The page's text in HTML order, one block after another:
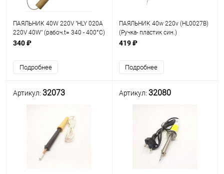
ПАЯЛЬНИК 40W 220V "HLY 020A
220V 40W" (рабоч.t= 340 - 400°C)
340 ₽
Подробнее
ПАЯЛЬНИК 40w 220v (HL0027B)
(Ручка- пластик син.)
нихромовый нагреватель; Long
рабоч: 250°C; вр.разогр: 3-5мин.
419 ₽
Подробнее
Артикул: 32073 Артикул: 32080